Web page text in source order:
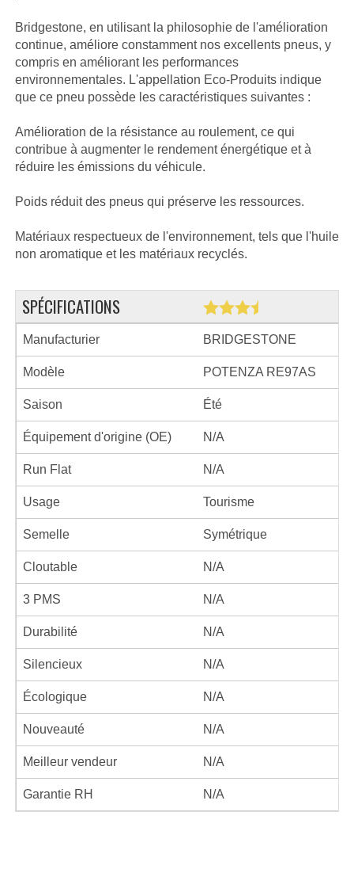
Bridgestone, en utilisant la philosophie de l'amélioration
continue, améliore constamment nos excellents pneus, y
compris en améliorant les performances
environnementales. L'appellation Eco-Produits indique
que ce pneu possède les caractéristiques suivantes :
Amélioration de la résistance au roulement, ce qui
contribue à augmenter le rendement énergétique et à
réduire les émissions du véhicule.
Poids réduit des pneus qui préserve les ressources.
Matériaux respectueux de l'environnement, tels que l'huile
non aromatique et les matériaux recyclés.
SPÉCIFICATIONS
Manufacturier BRIDGESTONE
Modèle POTENZA RE97AS
Saison Été
Équipement d'origine (OE) N/A
Run Flat N/A
Usage Tourisme
Semelle Symétrique
Cloutable N/A
3 PMS N/A
Durabilité N/A
Silencieux N/A
Écologique N/A
Nouveauté N/A
Meilleur vendeur N/A
Garantie RH N/A